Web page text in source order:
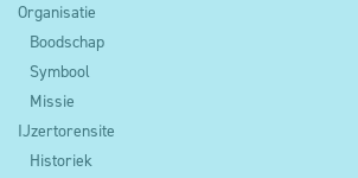
Organisatie
Boodschap
Symbool
Missie
IJzertorensite
Historiek